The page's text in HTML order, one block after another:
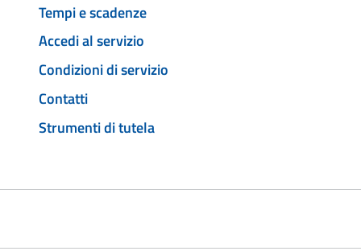
Tempi e scadenze
Accedi al servizio
Condizioni di servizio
Contatti
Strumenti di tutela